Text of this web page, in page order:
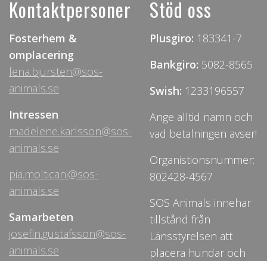
Kontaktpersoner
Fosterhem &
omplacering
lena.bjursten@sos-
animals.se
Intressen
madelene.karlsson@sos-
animals.se
pia.molticani@sos-
animals.se
Samarbeten
josefin.gustafsson@sos-
animals.se
Stöd oss
Plusgiro: 183341-7
Bankgiro: 5082-8565
Swish: 1233196557
Ange alltid namn och
vad betalningen avser!
Organistionsnummer:
802428-4567
SOS Animals innehar
tillstånd från
Länsstyrelsen att
placera hundar och